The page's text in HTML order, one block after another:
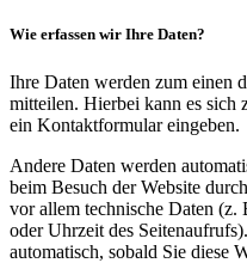
Wie erfassen wir Ihre Daten?
Ihre Daten werden zum einen
mitteilen. Hierbei kann es sich
ein Kontaktformular eingeben.
Andere Daten werden
beim Besuch der Website
vor allem technische Daten (z.
oder Uhrzeit des
automatisch, sobald Sie diese